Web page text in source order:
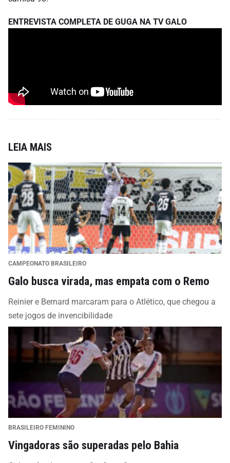
ENTREVISTA COMPLETA DE GUGA NA TV GALO
LEIA MAIS
CAMPEONATO BRASILEIRO
Galo busca virada, mas empata com o Remo
Reinier e Bernard marcaram para o Atlético, que chegou a
sete jogos de invencibilidade
BRASILEIRO FEMININO
Vingadoras são superadas pelo Bahia